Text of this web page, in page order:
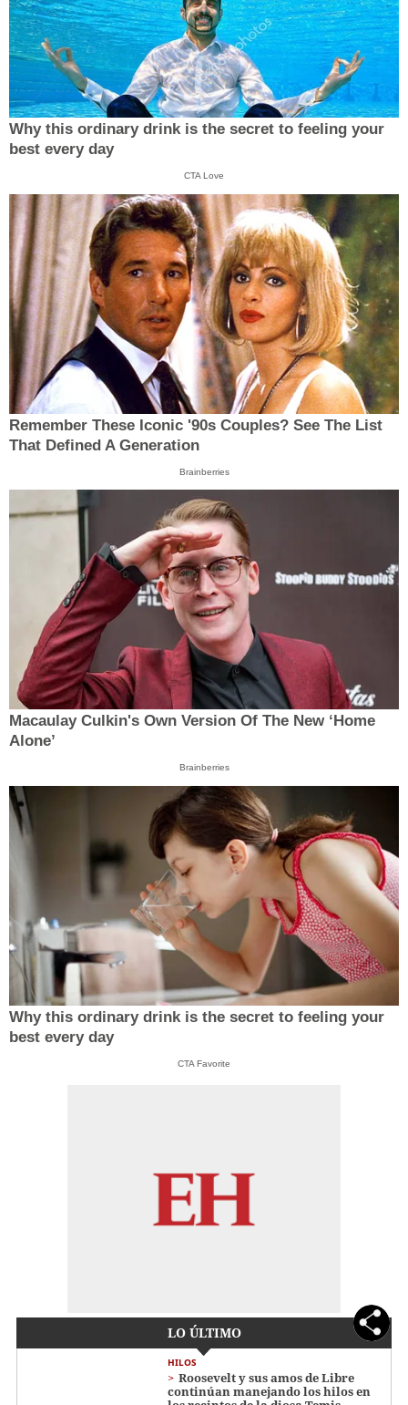
Why this ordinary drink is the secret to feeling your
best every day
CTA Love
Remember These Iconic '90s Couples? See The List
That Defined A Generation
Brainberries
Macaulay Culkin's Own Version Of The New ‘Home
Alone’
Brainberries
Why this ordinary drink is the secret to feeling your
best every day
CTA Favorite
LO ÚLTIMO
HILOS
Roosevelt y sus amos de Libre
continúan manejando los hilos en